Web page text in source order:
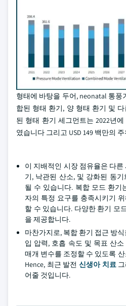
형태에 바탕을 두어, neonatal 통풍
합된 형태 환기, 양 형태 환기 및
된 형태 환기 세그먼트는 2022년
였습니다 그리고 USD 149 백만의
이 지배적인 시장 점유율은 다
기, 낙관된 산소, 및 강화된 동
될 수 있습니다. 복합 모드 환기
자의 특정 요구를 충족시키기
할 수 있습니다. 다양한 환기 모
을 제공합니다.
마찬가지로, 복합 환기 접근 방
입 압력, 호흡 속도 및 목표 산
매개 변수를 조정할 수 있도록
Hence, 최근 발전 신생아 치료그
어줄 것입니다.